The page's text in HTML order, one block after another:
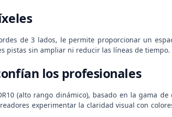
de 3 lados, le permite proporcionar un
pistas sin ampliar ni reducir las líneas de tiempo.
los profesionales
(alto rango dinámico), basado en la gama de
experimentar la claridad visual con